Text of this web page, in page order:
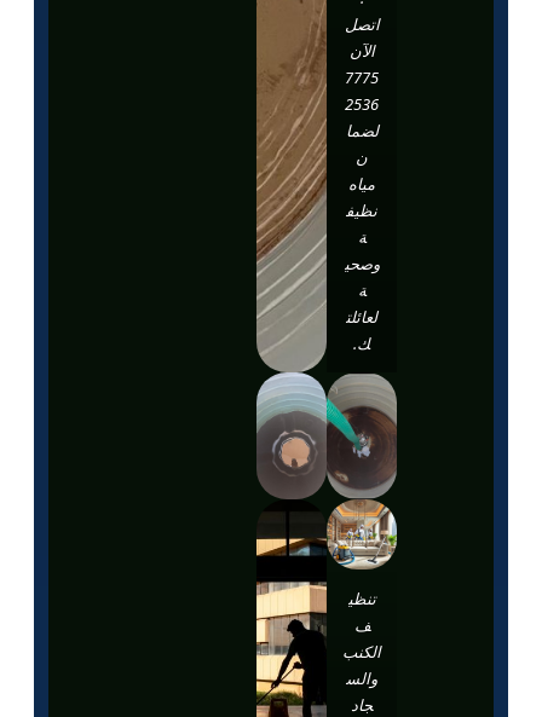
اتصل
الآن
7775
2536
لضما
مياه
نظيف
وصحي
لعائلت
ك.
تنظي
ف
الكنب
والس
جاد